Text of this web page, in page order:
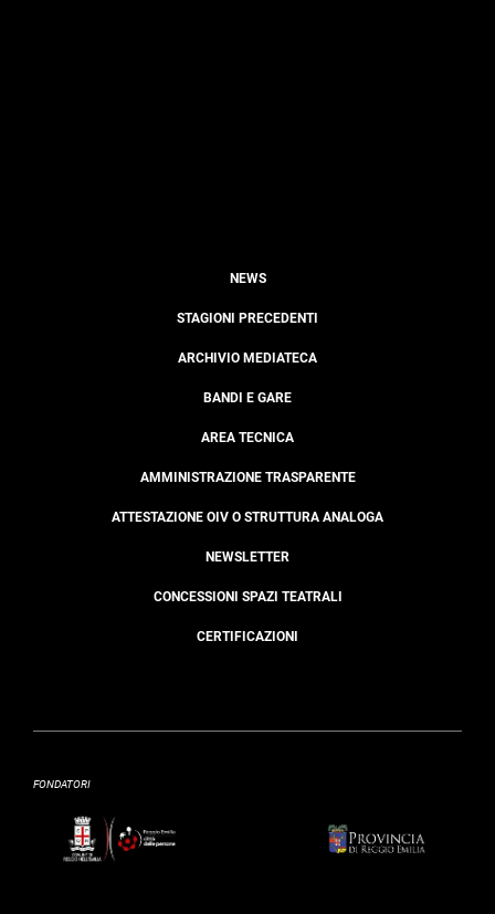
NEWS
STAGIONI PRECEDENTI
ARCHIVIO MEDIATECA
BANDI E GARE
AREA TECNICA
AMMINISTRAZIONE TRASPARENTE
ATTESTAZIONE OIV O STRUTTURA ANALOGA
NEWSLETTER
CONCESSIONI SPAZI TEATRALI
CERTIFICAZIONI
FONDATORI